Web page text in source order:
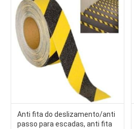
Anti fita do deslizamento/anti
passo para escadas, anti fita